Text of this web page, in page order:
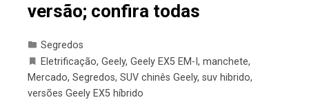
versão; confira todas
Segredos
Eletrificação, Geely, Geely EX5 EM-I , manchete,
Mercado, Segredos, SUV chinês Geely, suv hibrido,
versões Geely EX5 híbrido